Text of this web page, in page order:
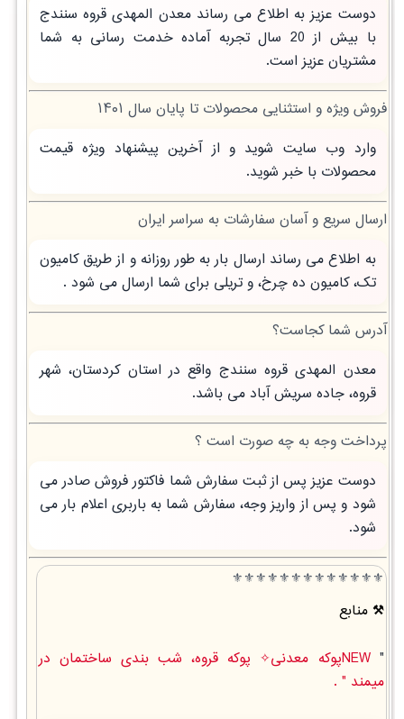
دوست عزیز به اطلاع می رساند معدن المهدی قروه سنندج
با بیش از 20 سال تجربه آماده خدمت رسانی به شما
مشتریان عزیز است.
فروش ویژه و استثنایی محصولات تا پایان سال ۱۴۰۱
وارد وب سایت شوید و از آخرین پیشنهاد ویژه قیمت
محصولات با خبر شوید.
ارسال سریع و آسان سفارشات به سراسر ایران
به اطلاع می رساند ارسال بار به طور روزانه و از طریق کامیون
تک، کامیون ده چرخ، و تریلی برای شما ارسال می شود .
آدرس شما کجاست؟
معدن المهدی قروه سنندج واقع در استان کردستان، شهر
قروه، جاده سریش آباد می باشد.
پرداخت وجه به چه صورت است ؟
دوست عزیز پس از ثبت سفارش شما فاکتور فروش صادر می
شود و پس از واریز وجه، سفارش شما به باربری اعلام بار می
شود.
⚜️⚜️⚜️⚜️⚜️⚜️⚜️⚜️⚜️⚜️⚜️⚜️⚜️
منابع
"
NEWپوکه معدنی✧ پوکه قروه، شب بندی ساختمان در
ميمند " .